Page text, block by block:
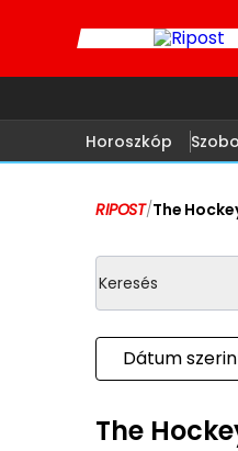
Horoszkóp
RIPOST/The
Dátum
The